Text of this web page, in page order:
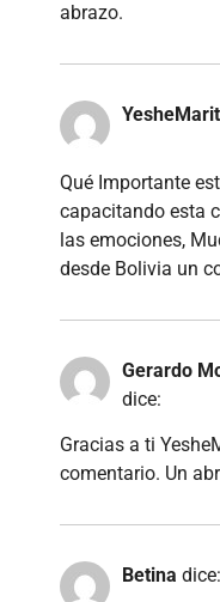
abrazo.
Qué Importante
capacitando esta
las emociones,
desde Bolivia un
Gerardo
dice:
Gracias a ti
comentario. Un
Betina dice: